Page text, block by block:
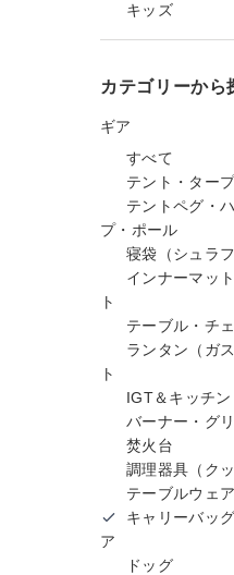
キッズ
カテゴリーから
ギア
すべて
テント・ター
テントペグ・
プ・ポール
寝袋（シュラ
インナーマッ
ト
テーブル・チ
ランタン（ガ
ト
IGT＆キッチン
バーナー・グ
焚火台
調理器具（ク
テーブルウェア
キャリーバッ
ア
ドッグ